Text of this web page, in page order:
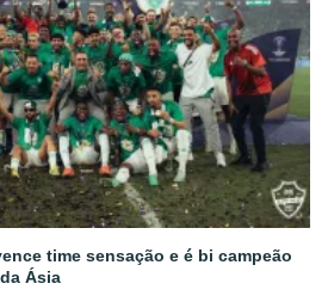
time sensação e é bi campeão
Ásia